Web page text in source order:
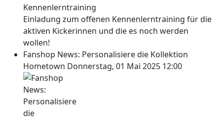
Einladung zum offenen Kennenlerntraining für die
aktiven Kickerinnen und die es noch werden
wollen!
Fanshop News: Personalisiere die Kollektion
Hometown Donnerstag, 01 Mai 2025 12:00